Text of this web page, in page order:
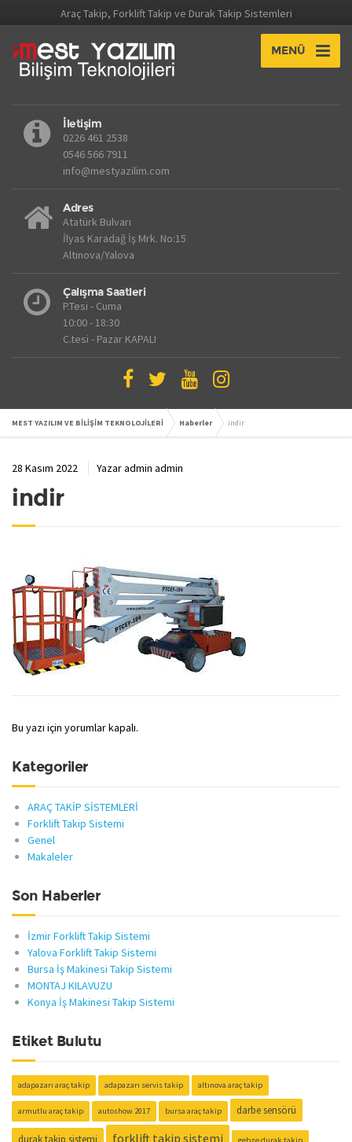
Araç Takip, Forklift Takip ve Durak Takip Sistemleri
MENÜ
İletişim
0226 461 2538
0546 566 7911
info@mestyazilim.com
Adres
Atatürk Bulvarı
İlyas Karadağ İş Mrk. No:15
Altınova/Yalova
Çalışma Saatleri
P.Tesi - Cuma
10:00 - 18:30
C.tesi - Pazar KAPALI
MEST YAZILIM VE BİLİŞİM TEKNOLOJİLERİ Haberler indir
28 Kasım 2022 Yazaradmin admin
indir
Bu yazı için yorumlar kapalı.
Kategoriler
ARAÇ TAKİP SİSTEMLERİ
Forklift Takip Sistemi
Genel
Makaleler
Son Haberler
İzmir Forklift Takip Sistemi
Yalova Forklift Takip Sistemi
Bursa İş Makinesi Takip Sistemi
MONTAJ KILAVUZU
Konya İş Makinesi Takip Sistemi
Etiket Bulutu
adapazarı araç takip adapazarı servis takip altınova araç takip
armutlu araç takip autoshow 2017 bursa araç takip darbe sensörü
durak takip sistemi forklift takip sistemi